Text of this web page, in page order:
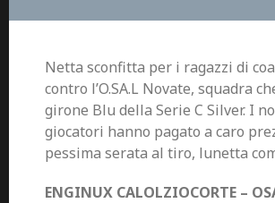
Netta sconfitta per i ragazzi di
contro l’O.SA.L Novate, squadra
girone Blu della Serie C Silver. I
giocatori hanno pagato a caro
pessima serata al tiro, lunetta
ENGINUX CALOLZIOCORTE –